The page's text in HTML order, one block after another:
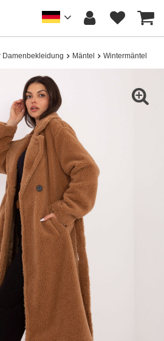
Damenbekleidung Mäntel Wintermäntel